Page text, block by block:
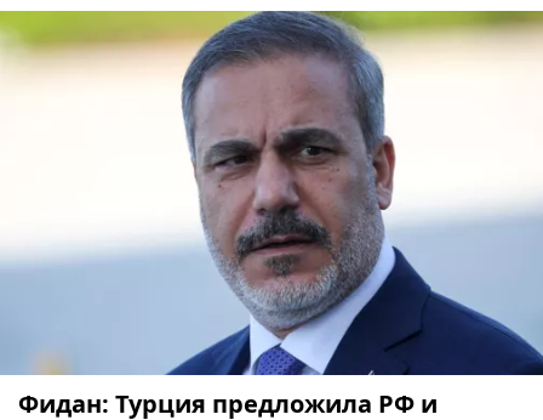
Фидан: Турция предложила РФ и